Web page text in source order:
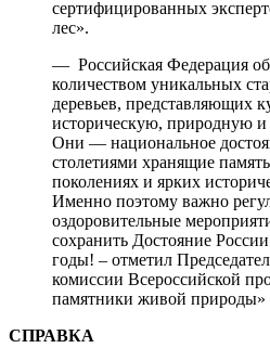
сертифицированных
лес».
— Российская Федерация
количеством уникальных
деревьев, представляющих
историческую, природную и
Они — национальное
столетиями хранящие
поколениях и ярких
Именно поэтому важно
оздоровительные
сохранить Достояние
годы! – отметил
комиссии Всероссийской
памятники живой природы»
СПРАВКА